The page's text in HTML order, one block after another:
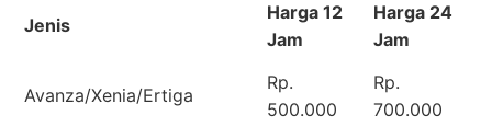
Jenis
Harga 12
Jam
Harga 24
Jam
Avanza/Xenia/Ertiga
Rp.
500.000
Rp.
700.000